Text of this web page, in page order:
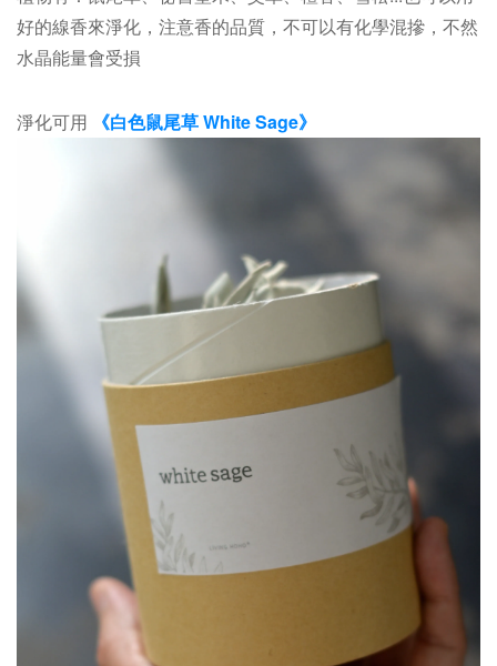
好的線香來淨化，注意香的品質，不可以有化學混摻，不然
水晶能量會受損
淨化可用 《白色鼠尾草 White Sage》